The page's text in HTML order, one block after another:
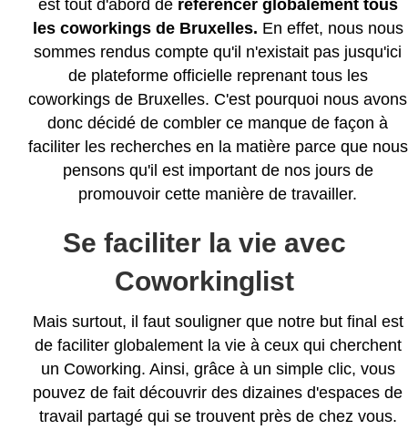
est tout d'abord de référencer globalement tous
les coworkings de Bruxelles. En effet, nous nous
sommes rendus compte qu'il n'existait pas jusqu'ici
de plateforme officielle reprenant tous les
coworkings de Bruxelles. C'est pourquoi nous avons
donc décidé de combler ce manque de façon à
faciliter les recherches en la matière parce que nous
pensons qu'il est important de nos jours de
promouvoir cette manière de travailler.
Se faciliter la vie avec
Coworkinglist
Mais surtout, il faut souligner que notre but final est
de faciliter globalement la vie à ceux qui cherchent
un Coworking. Ainsi, grâce à un simple clic, vous
pouvez de fait découvrir des dizaines d'espaces de
travail partagé qui se trouvent près de chez vous.